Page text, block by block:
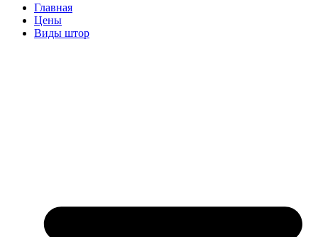
Главная
Цены
Виды штор